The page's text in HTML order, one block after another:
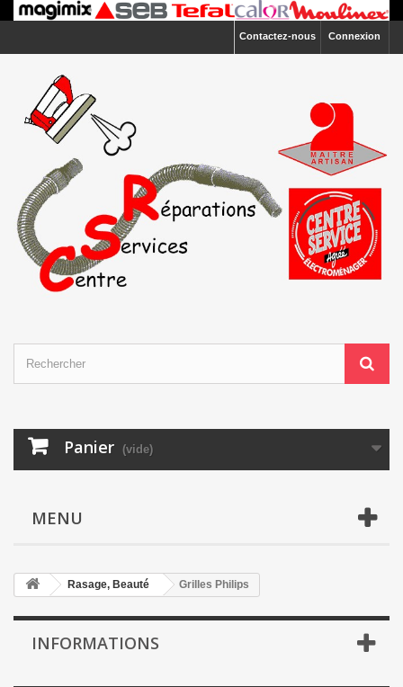
Connexion
Contactez-nous
Panier (vide)
MENU
Rasage, Beauté Grilles Philips
INFORMATIONS